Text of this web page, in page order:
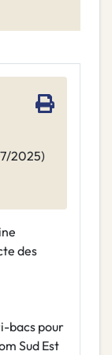
2025)
des
bacs pour
Sud Est